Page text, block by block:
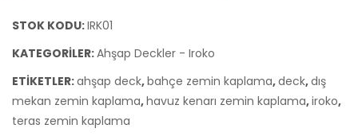
cm
STOK KODU:IRK01
KATEGORILER:Ahşap Deckler - Iroko
ETIKETLER:ahşap deck,bahçe zemin kaplama,deck,dış
mekan zemin kaplama,havuz kenarı zemin kaplama,iroko,
teras zemin kaplama